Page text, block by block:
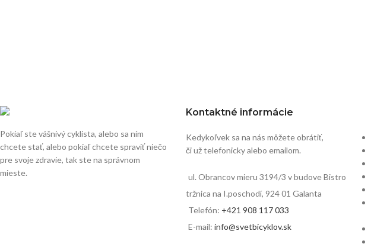
Pokiaľ ste vášnivý cyklista, alebo sa ním
chcete stať, alebo pokiaľ chcete spraviť niečo
pre svoje zdravie, tak ste na správnom
mieste.
Kontaktné informácie
Kedykoľvek sa na nás môžete obrátiť,
či už telefonicky alebo emailom.
ul. Obrancov mieru 3194/3 v budove Bistro
tržnica na I.poschodí, 924 01 Galanta
Telefón: +421 908 117 033
E-mail: info@svetbicyklov.sk